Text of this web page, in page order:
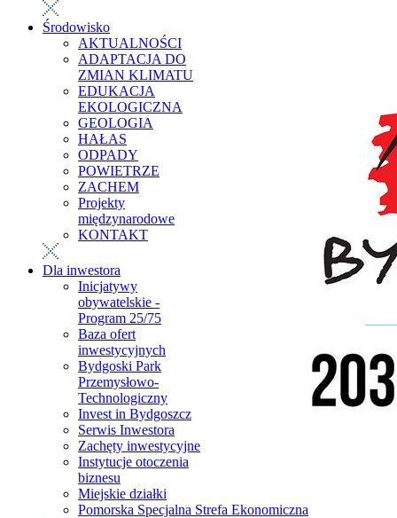
Środowisko
AKTUALNOŚCI
ADAPTACJA DO
ZMIAN KLIMATU
EDUKACJA
EKOLOGICZNA
GEOLOGIA
HAŁAS
ODPADY
POWIETRZE
ZACHEM
Projekty
międzynarodowe
KONTAKT
Dla inwestora
Inicjatywy
obywatelskie -
Program 25/75
Baza ofert
inwestycyjnych
Bydgoski Park
Przemysłowo-
Technologiczny
Invest in Bydgoszcz
Serwis Inwestora
Zachęty inwestycyjne
Instytucje otoczenia
biznesu
Miejskie działki
Pomorska Specjalna Strefa Ekonomiczna